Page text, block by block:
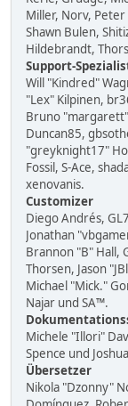
Miller, Norv, Peter
Shawn Bulen,
Hildebrandt,
Support-
Will "Kindred"
"Lex" Kilpinen,
Bruno "margarett"
Duncan85,
"greyknight17"
Fossil, S-Ace,
xenovanis.
Customizer
Diego Andrés,
Jonathan
Brannon "B" Hall,
Thorsen, Jason
Michael "Mick."
Najar und SA™.
Michele "Illori"
Spence und
Übersetzer
Nikola "Dzonny"